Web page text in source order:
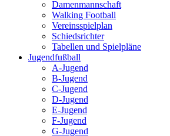
Damenmannschaft
Walking Football
Vereinsspielplan
Schiedsrichter
Tabellen und Spielpläne
Jugendfußball
A-Jugend
B-Jugend
C-Jugend
D-Jugend
E-Jugend
F-Jugend
G-Jugend